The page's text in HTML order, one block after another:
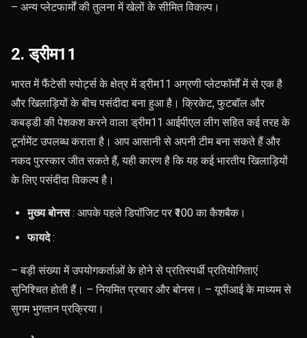
– अन्य प्लेटफार्मों की तुलना में खेलों के सीमित विकल्प।
2. ड्रीम11
भारत में फैंटेसी स्पोर्ट्स के क्षेत्र में ड्रीम11 अग्रणी प्लेटफॉर्मों में से एक है
और खिलाड़ियों के बीच पसंदीदा बना हुआ है। क्रिकेट, फुटबॉल और
कबड्डी की पेशकश करने वाला ड्रीम11 आईपीएल लीग सहित कई तरह के
टूर्नामेंट उपलब्ध कराता है। आप आसानी से अपनी टीम बना सकते हैं और
नकद पुरस्कार जीत सकते हैं, यही कारण है कि यह कई भारतीय खिलाड़ियों
के लिए पसंदीदा विकल्प है।
मुख्य बोनस: आपके पहले डिपॉजिट पर ₹100 का कैशबैक।
फायदे:
– बड़ी संख्या में उपयोगकर्ताओं के होने से प्रतिस्पर्धी प्रतियोगिताएं
सुनिश्चित होती हैं। – नियमित प्रचार और बोनस। – यूपीआई के माध्यम से
सुगम भुगतान प्रक्रिया।